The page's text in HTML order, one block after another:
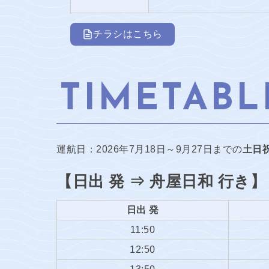
チラシはこちら
運航日：2026年7月18日～9月27日までの土日
【日出 発 ⇒ 舟屋日和 行き】
日出 発
11:50
12:50